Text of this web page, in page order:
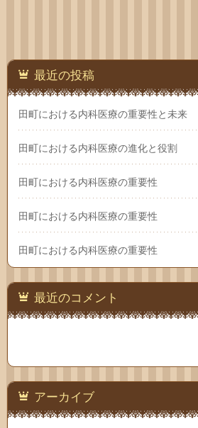
最近の投稿
田町における内科医療の重要性と未来
田町における内科医療の進化と役割
田町における内科医療の重要性
田町における内科医療の重要性
田町における内科医療の重要性
最近のコメント
アーカイブ